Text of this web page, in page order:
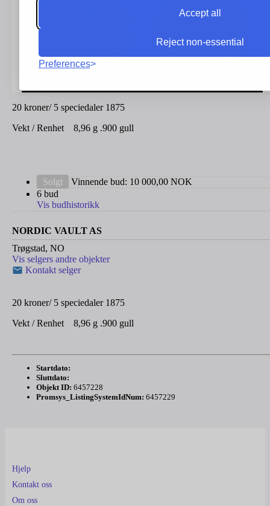
Accept all
Reject non-essential
Preferences
20 kroner/ 5 speciedaler 1875
Vekt / Renhet 8,96 g .900 gull
Solgt Vinnende bud: 10 000,00 NOK
6 bud
Vis budhistorikk
NORDIC VAULT AS
Trøgstad, NO
Vis selgers andre objekter
Kontakt selger
20 kroner/ 5 speciedaler 1875
Vekt / Renhet 8,96 g .900 gull
Startdato:
Sluttdato:
Objekt ID: 6457228
Promsys_ListingSystemIdNum: 6457229
Hjelp
Kontakt oss
Om oss